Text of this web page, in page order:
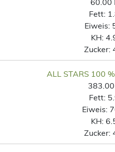
Fett:
Eiweis:
KH:
Zucker:
ALL STARS 100
Fett:
Eiweis:
KH:
Zucker: